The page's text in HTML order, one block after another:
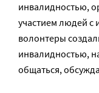
инвалидностью,
участием людей с
волонтеры
инвалидностью,
общаться,